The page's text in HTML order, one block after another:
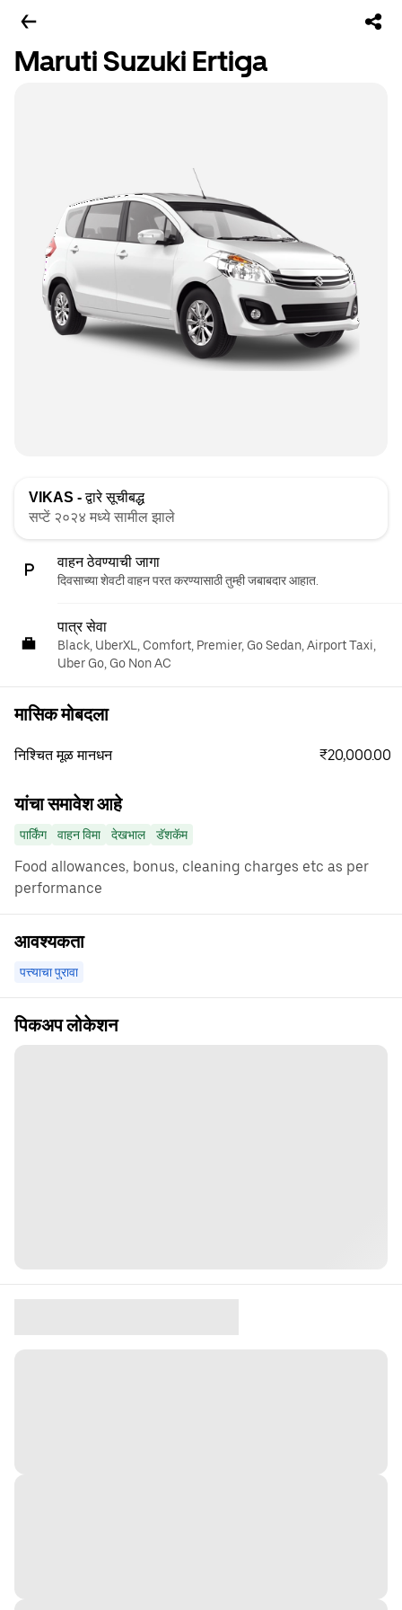
Maruti Suzuki Ertiga
VIKAS -द्वारे सूचीबद्ध
सप्टें २०२४ मध्ये सामील झाले
वाहन ठेवण्याची जागा
दिवसाच्या शेवटी वाहन परत करण्यासाठी तुम्ही जबाबदार आहात.
पात्र सेवा
Black, UberXL, Comfort, Premier, Go Sedan, Airport Taxi,
Uber Go, Go Non AC
मासिक मोबदला
निश्चित मूळ मानधन ₹20,000.00
यांचा समावेश आहे
पार्किंग वाहन विमा देखभाल डॅशकॅम
Food allowances, bonus, cleaning charges etc as per
performance
आवश्यकता
पत्त्याचा पुरावा
पिकअप लोकेशन